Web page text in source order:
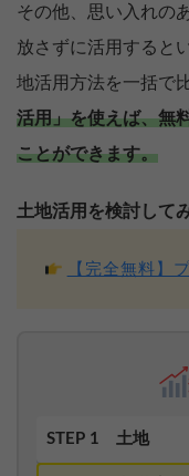
その他、思い入れの
放さずに活用すると
地活用方法を一括で
活用」を使えば、無
ことができます。
土地活用を検討して
【完全無料】
STEP 1 土地